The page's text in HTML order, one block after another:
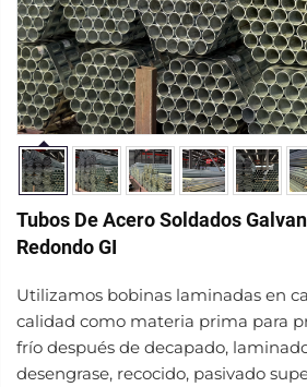
Tubos De Acero Soldados
Redondo GI
Utilizamos bobinas laminadas en
calidad como materia prima para
frío después de decapado,
desengrase, recocido, pasivado